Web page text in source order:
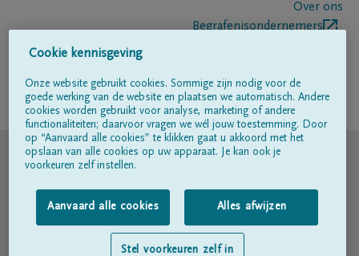
Over ons
Begrafenisondernemers
Volg ons op
© DELA
Gebruiksvoorwaarden
Privacyverklaring
Cookie kennisgeving
Onze website gebruikt cookies. Sommige zijn nodig voor de
goede werking van de website en plaatsen we automatisch. Andere
cookies worden gebruikt voor analyse, marketing of andere
functionaliteiten; daarvoor vragen we wél jouw toestemming. Door
op “Aanvaard alle cookies” te klikken gaat u akkoord met het
opslaan van alle cookies op uw apparaat. Je kan ook je
voorkeuren zelf instellen.
Aanvaard alle cookies Alles afwijzen
Stel voorkeuren zelf in